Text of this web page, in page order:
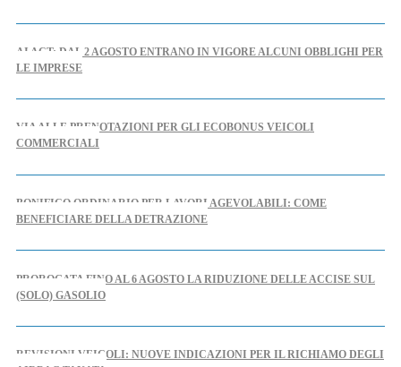
AI ACT: DAL 2 AGOSTO ENTRANO IN VIGORE ALCUNI OBBLIGHI PER
LE IMPRESE
VIA ALLE PRENOTAZIONI PER GLI ECOBONUS VEICOLI
COMMERCIALI
BONIFICO ORDINARIO PER LAVORI AGEVOLABILI: COME
BENEFICIARE DELLA DETRAZIONE
PROROGATA FINO AL 6 AGOSTO LA RIDUZIONE DELLE ACCISE SUL
(SOLO) GASOLIO
REVISIONI VEICOLI: NUOVE INDICAZIONI PER IL RICHIAMO DEGLI